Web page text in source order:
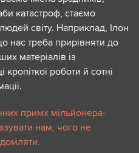
катастроф, стаємо
світу. Наприклад, Ілон
нас треба прирівняти до
матеріалів із
роботи й сотні
примх мільйонера-
нам, чого не